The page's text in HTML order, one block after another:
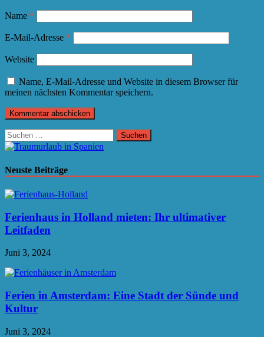
Name *
E-Mail-Adresse *
Website
Name, E-Mail-Adresse und Website in diesem Browser für
meinen nächsten Kommentar speichern.
Suchen
nach:
Neuste Beiträge
Ferienhaus in Holland mieten: Ihr ultimativer
Leitfaden
Juni 3, 2024
Ferien in Amsterdam: Eine Stadt der Sünde und
Kultur
Juni 3, 2024